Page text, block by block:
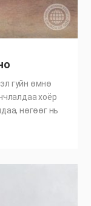
гуйн өмнө
хоёр
нөгөөг нь